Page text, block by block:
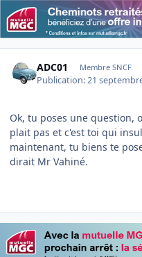
ADC01 Membre SNCF
Publication:21
Ok, tu poses une question,
plait pas et c'est toi qui
maintenant, tu biens te
dirait Mr Vahiné.